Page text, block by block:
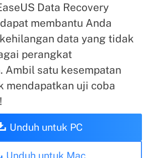
Data Recovery
membantu Anda
data yang tidak
perangkat
Ambil satu kesempatan
mendapatkan uji coba
Unduh untuk PC
Unduh untuk Mac